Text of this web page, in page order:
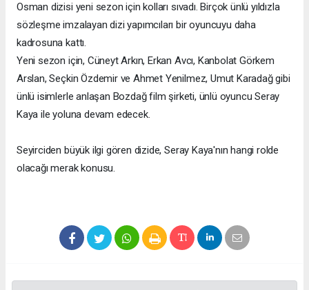
Osman dizisi yeni sezon için kolları sıvadı. Birçok ünlü yıldızla
sözleşme imzalayan dizi yapımcıları bir oyuncuyu daha
kadrosuna kattı.
Yeni sezon için, Cüneyt Arkın, Erkan Avcı, Kanbolat Görkem
Arslan, Seçkin Özdemir ve Ahmet Yenilmez, Umut Karadağ gibi
ünlü isimlerle anlaşan Bozdağ film şirketi, ünlü oyuncu Seray
Kaya ile yoluna devam edecek.
Seyirciden büyük ilgi gören dizide, Seray Kaya'nın hangi rolde
olacağı merak konusu.